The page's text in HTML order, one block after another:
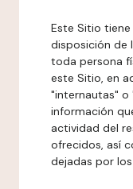
Este Sitio
disposición de
toda persona
este Sitio, en
"internautas" o
información
actividad del
ofrecidos, así
dejadas por